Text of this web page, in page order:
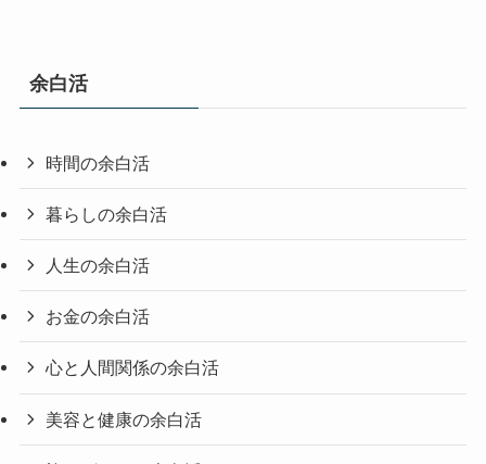
余白活
時間の余白活
暮らしの余白活
人生の余白活
お金の余白活
心と人間関係の余白活
美容と健康の余白活